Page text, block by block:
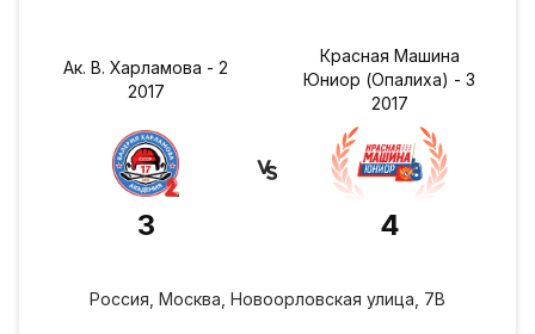
Ак. В. Харламова - 2
2017
3
Красная Машина
Юниор (Опалиха) - 3
2017
4
Россия, Москва, Новоорловская улица, 7В